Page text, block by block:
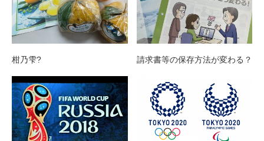
柑乃雫? 請求書等の保存方法が変わる？